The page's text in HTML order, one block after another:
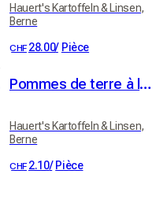
Hauert's Kartoffeln & Linsen,
Berne
CHF 28.00/ Pièce
Pommes de terre à la cire, pommes de terre à raclette 1kg
Hauert's Kartoffeln & Linsen,
Berne
CHF 2.10/ Pièce